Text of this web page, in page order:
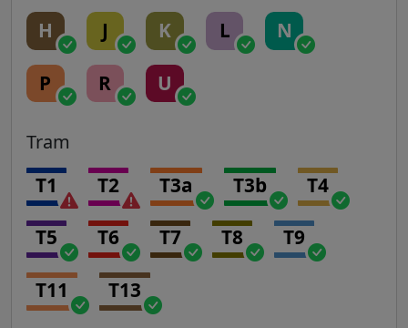
H J K L N
P R U
Tram
T1 T2 T3a T3b T4
T5 T6 T7 T8 T9
T11 T13